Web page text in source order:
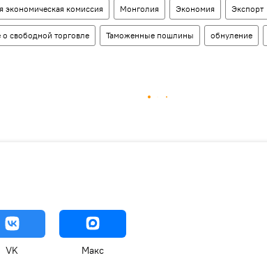
экономическая комиссия Монголия Экономия Экспорт
свободной торговле Таможенные пошлины обнуление
VK Макс